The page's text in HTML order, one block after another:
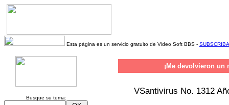
Esta página es un servicio gratuito de Video Soft BBS -
Busque su tema:
¡Me devolvieron
VSantivirus No. 1312